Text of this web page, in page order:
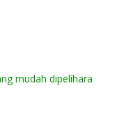
mudah dipelihara